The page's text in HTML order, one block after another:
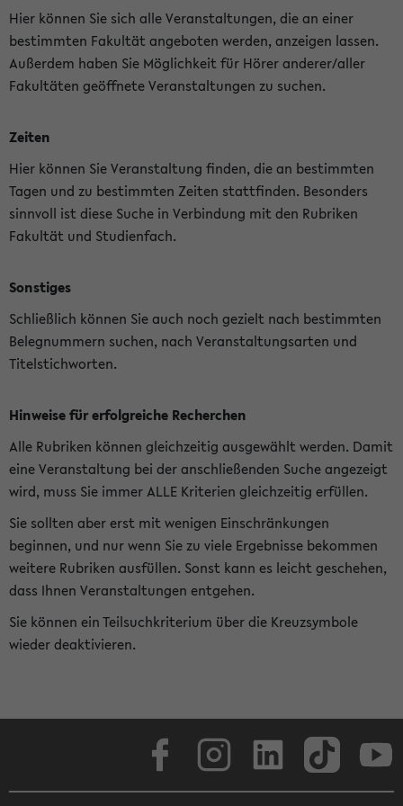
Hier können Sie sich alle Veranstaltungen, die an einer
bestimmten Fakultät angeboten werden, anzeigen lassen.
Außerdem haben Sie Möglichkeit für Hörer anderer/aller
Fakultäten geöffnete Veranstaltungen zu suchen.
Zeiten
Hier können Sie Veranstaltung finden, die an bestimmten
Tagen und zu bestimmten Zeiten stattfinden. Besonders
sinnvoll ist diese Suche in Verbindung mit den Rubriken
Fakultät und Studienfach.
Sonstiges
Schließlich können Sie auch noch gezielt nach bestimmten
Belegnummern suchen, nach Veranstaltungsarten und
Titelstichworten.
Hinweise für erfolgreiche Recherchen
Alle Rubriken können gleichzeitig ausgewählt werden. Damit
eine Veranstaltung bei der anschließenden Suche angezeigt
wird, muss Sie immer ALLE Kriterien gleichzeitig erfüllen.
Sie sollten aber erst mit wenigen Einschränkungen
beginnen, und nur wenn Sie zu viele Ergebnisse bekommen
weitere Rubriken ausfüllen. Sonst kann es leicht geschehen,
dass Ihnen Veranstaltungen entgehen.
Sie können ein Teilsuchkriterium über die Kreuzsymbole
wieder deaktivieren.